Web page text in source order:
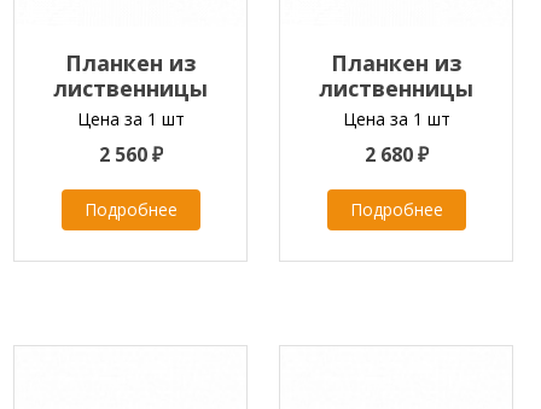
Планкен из
лиственницы
прямой
20x120x2000-4000 мм
класс B
Цена за 1 шт
2 560 ₽
Подробнее
Планкен из
лиственницы
прямой
20x120x2000-4000 мм
класс A
Цена за 1 шт
2 680 ₽
Подробнее